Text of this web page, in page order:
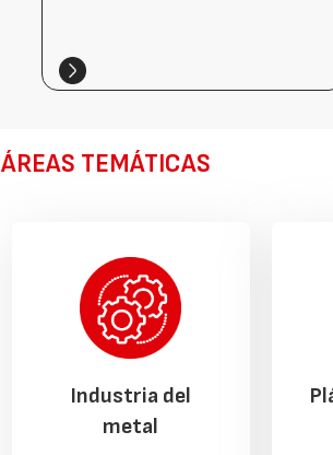
ÁREAS TEMÁTICAS
Industria del
metal